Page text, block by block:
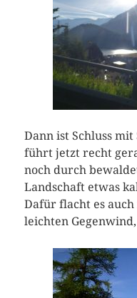
Dann ist Schluss
führt jetzt recht
noch durch
Landschaft etwas
Dafür flacht es
leichten